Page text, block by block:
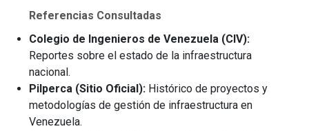
Referencias Consultadas
Colegio de Ingenieros de Venezuela (CIV):
Reportes sobre el estado de la infraestructura
nacional.
Pilperca (Sitio Oficial): Histórico de proyectos y
metodologías de gestión de infraestructura en
Venezuela.